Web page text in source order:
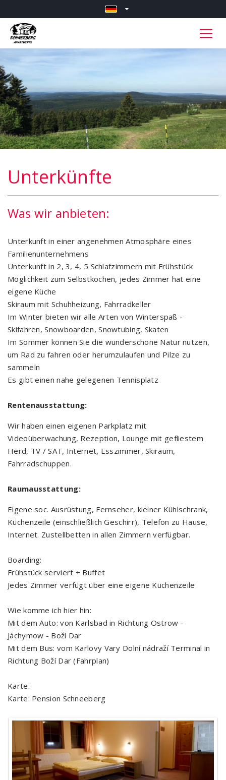
Unterkünfte
Was wir anbieten:
Unterkunft in einer angenehmen Atmosphäre eines
Familienunternehmens
Unterkunft in 2, 3, 4, 5 Schlafzimmern mit Frühstück
Möglichkeit zum Selbstkochen, jedes Zimmer hat eine
eigene Küche
Skiraum mit Schuhheizung, Fahrradkeller
Im Winter bieten wir alle Arten von Winterspaß -
Skifahren, Snowboarden, Snowtubing, Skaten
Im Sommer können Sie die wunderschöne Natur nutzen,
um Rad zu fahren oder herumzulaufen und Pilze zu
sammeln
Es gibt einen nahe gelegenen Tennisplatz
Rentenausstattung:
Wir haben einen eigenen Parkplatz mit
Videoüberwachung, Rezeption, Lounge mit gefliestem
Herd, TV / SAT, Internet, Esszimmer, Skiraum,
Fahrradschuppen.
Raumausstattung:
Eigene soc. Ausrüstung, Fernseher, kleiner Kühlschrank,
Küchenzeile (einschließlich Geschirr), Telefon zu Hause,
Internet. Zustellbetten in allen Zimmern verfügbar.
Boarding:
Frühstück serviert + Buffet
Jedes Zimmer verfügt über eine eigene Küchenzeile
Wie komme ich hier hin:
Mit dem Auto: von Karlsbad in Richtung Ostrow -
Jáchymow - Boží Dar
Mit dem Bus: vom Karlovy Vary Dolní nádraží Terminal in
Richtung Boží Dar (Fahrplan)
Karte:
Karte: Pension Schneeberg